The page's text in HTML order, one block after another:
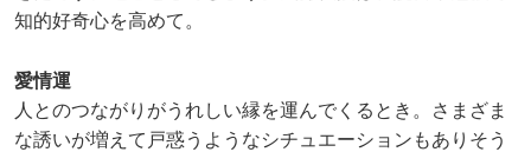
知的好奇心を高めて。
愛情運
人とのつながりがうれしい縁を運んでくるとき。さまざま
な誘いが増えて戸惑うようなシチュエーションもありそう